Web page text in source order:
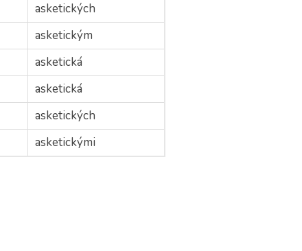
asketických
asketickým
asketická
asketická
asketických
asketickými